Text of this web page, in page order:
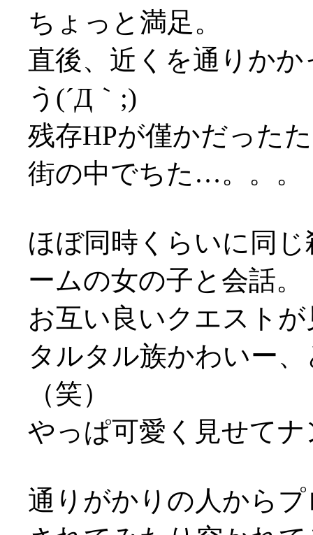
ちょっと満足。
直後、近くを通りか
う(´Д｀;)
残存HPが僅かだった
街の中でちた…。。。
ほぼ同時くらいに同
ームの女の子と会話。
お互い良いクエスト
タルタル族かわいー
（笑）
やっぱ可愛く見せて
通りがかりの人から